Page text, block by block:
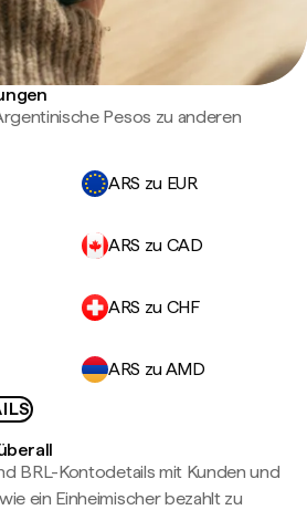
Pesos zu anderen
ARS zu EUR
ARS zu CAD
ARS zu CHF
ARS zu AMD
BRL-Kontodetails mit Kunden und
ein Einheimischer bezahlt zu